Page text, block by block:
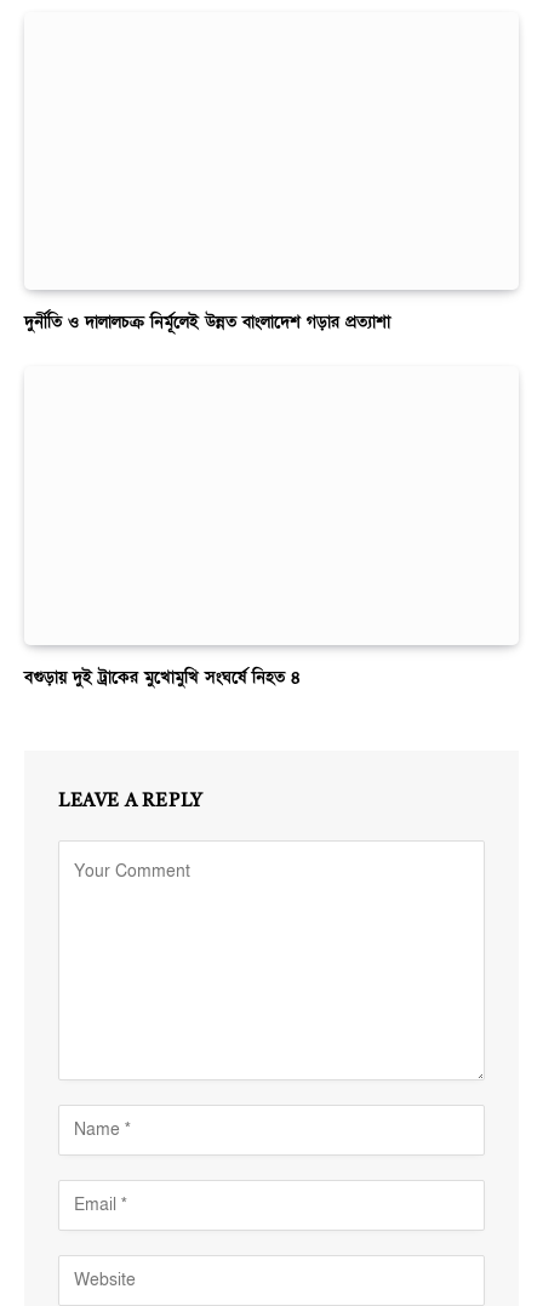
দুর্নীতি ও দালালচক্র নির্মূলেই উন্নত বাংলাদেশ গড়ার প্রত্যাশা
বগুড়ায় দুই ট্রাকের মুখোমুখি সংঘর্ষে নিহত ৪
LEAVE A REPLY